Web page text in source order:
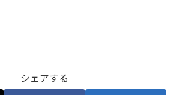
シェアする